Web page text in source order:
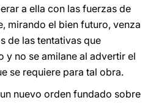
a ella con las fuerzas de
mirando el bien futuro, venza
de las tentativas que
y no se amilane al advertir el
se requiere para tal obra.
nuevo orden fundado sobre